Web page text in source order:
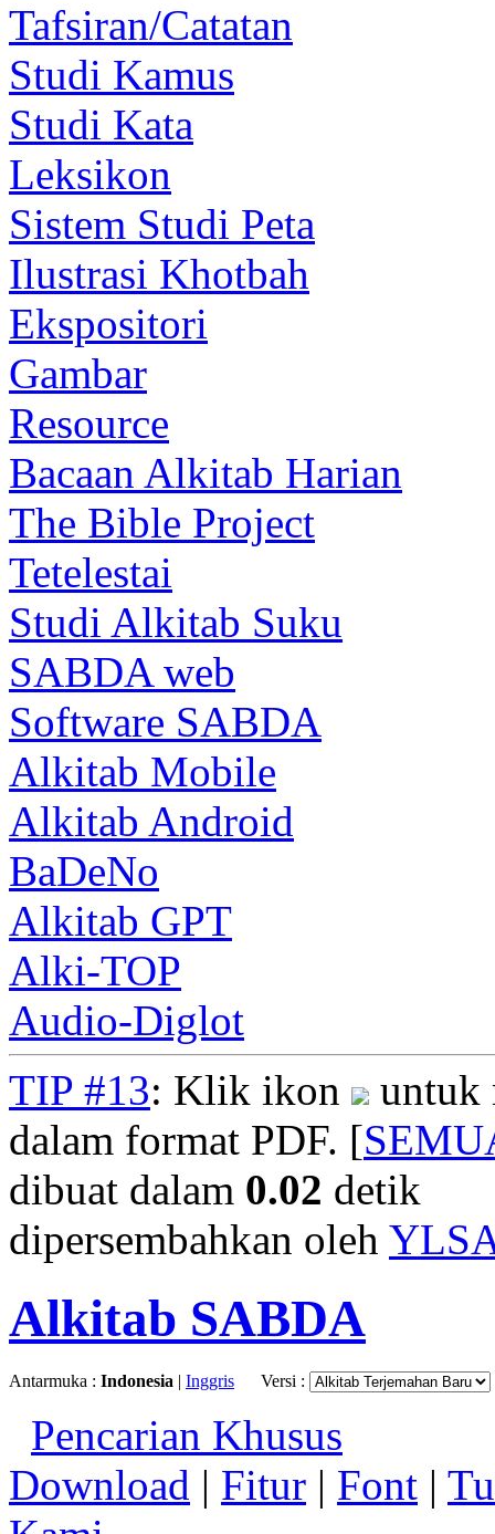
Tafsiran/Catatan
Studi Kamus
Studi Kata
Leksikon
Sistem Studi Peta
Ilustrasi Khotbah
Ekspositori
Gambar
Resource
Bacaan Alkitab Harian
The Bible Project
Tetelestai
Studi Alkitab Suku
SABDA web
Software SABDA
Alkitab Mobile
Alkitab Android
BaDeNo
Alkitab GPT
Alki-TOP
Audio-Diglot
TIP #13: Klik ikon
untuk
dalam format PDF. [
dibuat dalam 0.02 detik
dipersembahkan oleh
Alkitab SABDA
Antarmuka : Indonesia | Inggris Versi :
Pencarian Khusus
Download | Fitur | Font |